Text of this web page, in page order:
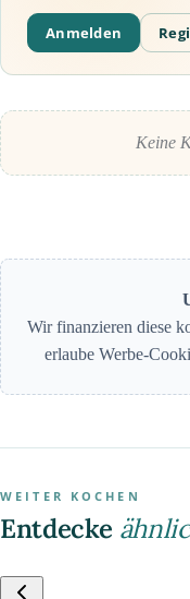
Anmelden
Keine
Wir finanzieren diese
erlaube Werbe-
WEITER KOCHEN
Entdecke